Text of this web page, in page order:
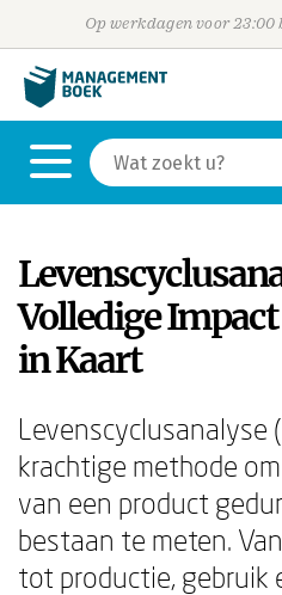
Op werkdagen voor
Volledige
in Kaart
Levenscyclusanalyse
krachtige methode
van een product
bestaan te meten.
tot productie, gebruik